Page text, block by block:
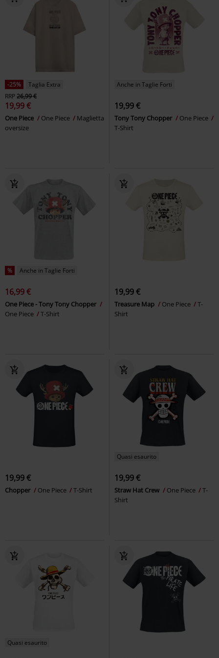
-25%
Taglia Extra
RRP26,99 €
19,99 €
One Piece One Piece
Maglietta
oversize
Anche in Taglie Forti
19,99 €
Tony Tony Chopper
One Piece
T-Shirt
% Anche in Taglie Forti
16,99 €
One Piece - Tony Tony Chopper
One Piece
T-Shirt
19,99 €
Treasure Map One Piece
T-
Shirt
19,99 €
Chopper One Piece T-Shirt
Quasi esaurito
19,99 €
Straw Hat Crew One Piece
T-
Shirt
Quasi esaurito